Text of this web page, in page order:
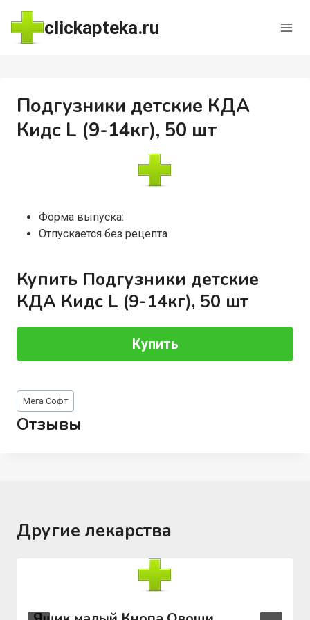
Перейти
содержимому
clickapteka.ru
Подгузники детские КДА
Кидс L (9-14кг), 50 шт
Форма выпуска:
Отпускается без рецепта
Купить Подгузники детские
КДА Кидс L (9-14кг), 50 шт
Купить
Метки
записи:
Мега Софт
Отзывы
Другие лекарства